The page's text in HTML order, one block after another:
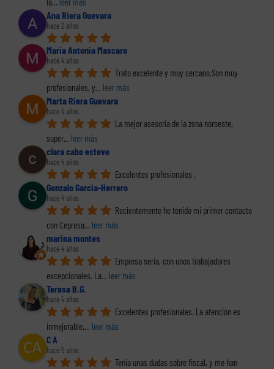
Ana Riera Guevara
hace 2 años
Maria Antonia Mascaro
hace 4 años
Trato excelente y muy cercano.Son muy
profesionales, y... leer más
Marta Riera Guevara
hace 4 años
La mejor asesoría de la zona noroeste,
super... leer más
clara cabo esteve
hace 4 años
Excelentes profesionales .
Gonzalo Garcia-Herrero
hace 4 años
Recientemente he tenido mi primer contacto
con Cepresa... leer más
marina montes
hace 4 años
Empresa seria, con unos trabajadores
excepcionales. La... leer más
Teresa B.G.
hace 4 años
Excelentes profesionales. La atención es
inmejorable,... leer más
C A
hace 5 años
Tenia unas dudas sobre fiscal, y me han